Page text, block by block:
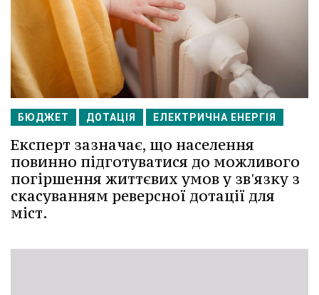
БЮДЖЕТ ДОТАЦІЯ ЕЛЕКТРИЧНА ЕНЕРГІЯ
Експерт зазначає, що населення
повинно підготуватися до можливого
погіршення життєвих умов у зв'язку з
скасуванням реверсної дотації для
міст.